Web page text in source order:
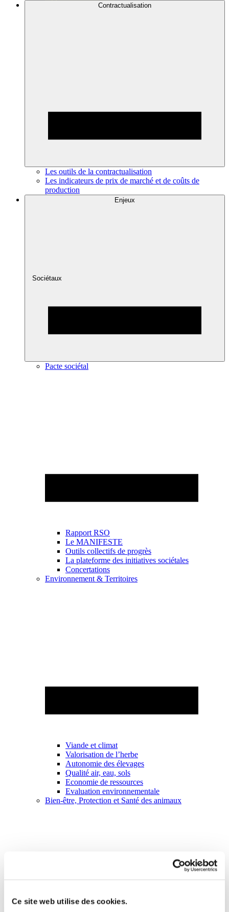
Ce site web utilise des cookies.
Contractualisation
Les outils de la contractualisation
Les indicateurs de prix de marché et de coûts de
production
Enjeux
Sociétaux
Pacte sociétal
Rapport RSO
Le MANIFESTE
Outils collectifs de progrès
La plateforme des initiatives sociétales
Concertations
Environnement & Territoires
Viande et climat
Valorisation de l’herbe
Autonomie des élevages
Qualité air, eau, sols
Economie de ressources
Evaluation environnementale
Bien-être, Protection et Santé des animaux